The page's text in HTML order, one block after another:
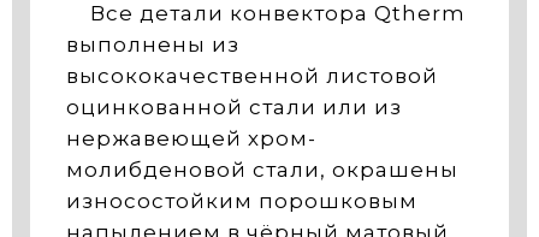
Все детали конвектора Qtherm
выполнены из
высококачественной листовой
оцинкованной стали или из
нержавеющей хром-
молибденовой стали, окрашены
износостойким порошковым
напылением в чёрный матовый